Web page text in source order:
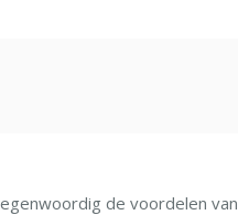
de voordelen van